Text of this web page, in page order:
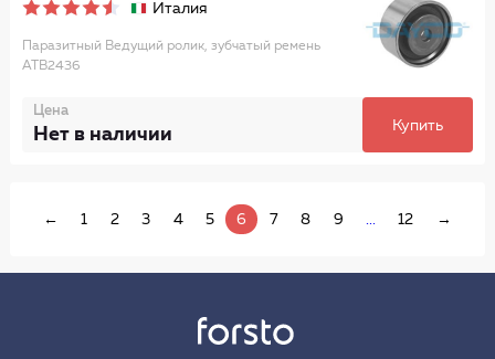
Италия
Паразитный Ведущий ролик, зубчатый ремень
ATB2436
Цена
Нет в наличии Купить
← 1 2 3 4 5 6 7 8 9 ... 12 →